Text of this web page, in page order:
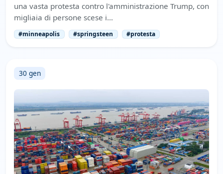
una vasta protesta contro l'amministrazione Trump, con
migliaia di persone scese i…
#minneapolis #springsteen #protesta
30 gen